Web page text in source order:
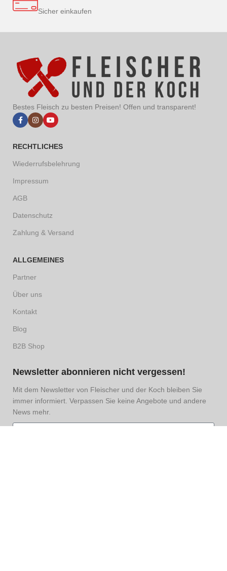
Sicher einkaufen
Bestes Fleisch zu besten Preisen! Offen und transparent!
RECHTLICHES
Wiederrufsbelehrung
Impressum
AGB
Datenschutz
Zahlung & Versand
ALLGEMEINES
Partner
Über uns
Kontakt
Blog
B2B Shop
Newsletter abonnieren nicht vergessen!
Mit dem Newsletter von Fleischer und der Koch bleiben Sie
immer informiert. Verpassen Sie keine Angebote und andere
News mehr.